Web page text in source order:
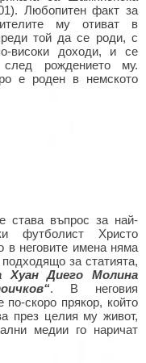
Любопитен факт за
му отиват в
той да се роди, с
високи доходи, и се
рождението му.
е роден в немското
става въпрос за най-
футболист Христо
в неговите имена няма
за статията,
Хуан Диего Молина
. В неговия
по-скоро прякор, който
през целия му живот,
медии го наричат